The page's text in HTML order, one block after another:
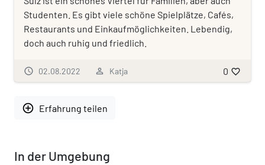
Studenten. Es gibt viele schöne Spielplätze, Cafés,
Restaurants und Einkaufmöglichkeiten. Lebendig,
doch auch ruhig und friedlich.
schedule 02.08.2022 person_outline Katja 0 favorite_border
add_circle_outline Erfahrung teilen
In der Umgebung